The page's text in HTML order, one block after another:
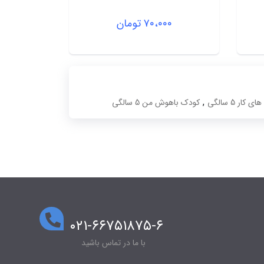
۷۰،۰۰۰تومان
کار 5 سالگی , کودک باهوش من 5 سالگی
۰۲۱-۶۶۷۵۱۸۷۵-۶
با ما در تماس باشید